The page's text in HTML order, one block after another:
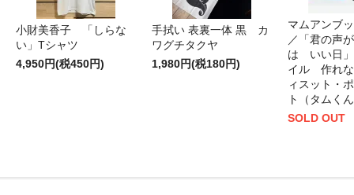
小財美香子 「しらな
い」Tシャツ
4,950円(税450円)
手拭い 表裏一体 黒 カ
ワグチタクヤ
1,980円(税180円)
マムアンブ
／「君の声
は いい日」
イル 作れ
ィスット・
ト（タムく
SOLD OUT